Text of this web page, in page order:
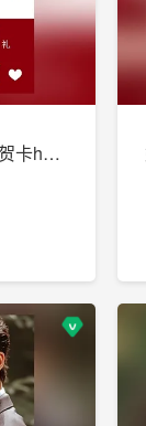
婚礼邀请函电子请柬电子贺卡h5制作